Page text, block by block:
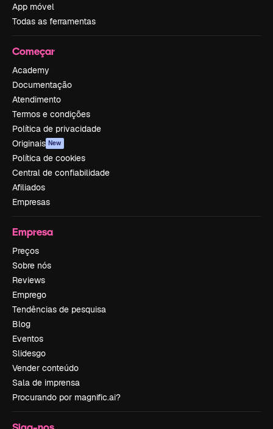
App móvel
Todas as ferramentas
Começar
Academy
Documentação
Atendimento
Termos e condições
Política de privacidade
Originais New
Política de cookies
Central de confiabilidade
Afiliados
Empresas
Empresa
Preços
Sobre nós
Reviews
Emprego
Tendências de pesquisa
Blog
Eventos
Slidesgo
Vender conteúdo
Sala de imprensa
Procurando por magnific.ai?